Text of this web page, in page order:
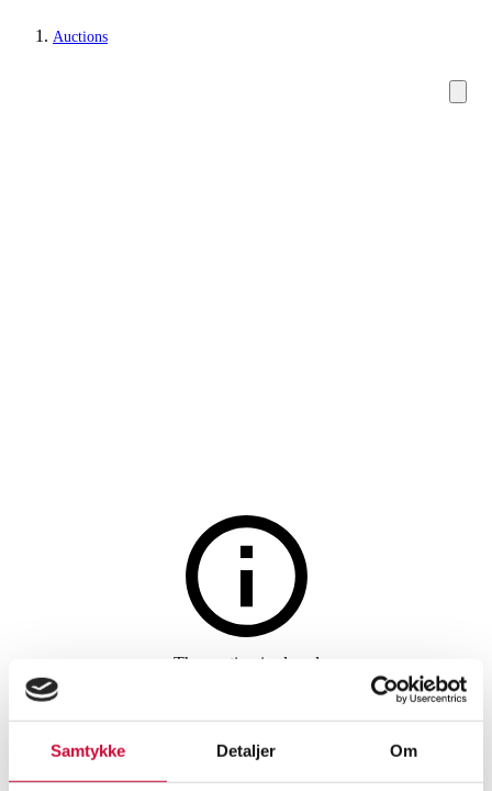
Samtykke Detaljer Om
Auctions
The auction is closed
White gold-plated and black
rhodium Sterling silver